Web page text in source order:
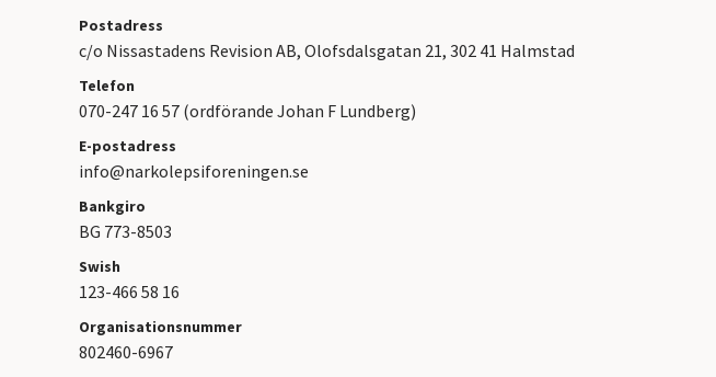
Postadress
c/o Nissastadens Revision AB, Olofsdalsgatan 21, 302 41 Halmstad
Telefon
070-247 16 57 (ordförande Johan F Lundberg)
E-postadress
info@narkolepsiforeningen.se
Bankgiro
BG 773-8503
Swish
123-466 58 16
Organisationsnummer
802460-6967